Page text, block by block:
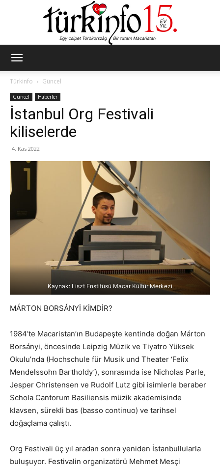
Türkinfo
Güncel
Güncel Haberler
İstanbul Org Festivali
kiliselerde
4. Kas 2022
Kaynak: Liszt Enstitüsü Macar Kültür Merkezi
MÁRTON BORSÁNYİ KİMDİR?
1984’te Macaristan’ın Budapeşte kentinde doğan Márton
Borsányi, öncesinde Leipzig Müzik ve Tiyatro Yüksek
Okulu’nda (Hochschule für Musik und Theater ‘Felix
Mendelssohn Bartholdy’), sonrasında ise Nicholas Parle,
Jesper Christensen ve Rudolf Lutz gibi isimlerle beraber
Schola Cantorum Basiliensis müzik akademisinde
klavsen, sürekli bas (basso continuo) ve tarihsel
doğaçlama çalıştı.
Org Festivali üç yıl aradan sonra yeniden İstanbullularla
buluşuyor. Festivalin organizatörü Mehmet Mesçi